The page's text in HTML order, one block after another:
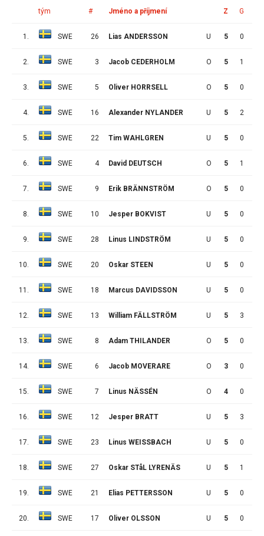
tým # Jméno a příjmení Z G
1. SWE 26 Lias ANDERSSON U 5 0
2. SWE 3 Jacob CEDERHOLM O 5 1
3. SWE 5 Oliver HORRSELL O 5 0
4. SWE 16 Alexander NYLANDER U 5 2
5. SWE 22 Tim WAHLGREN U 5 0
6. SWE 4 David DEUTSCH O 5 1
7. SWE 9 Erik BRÄNNSTRÖM O 5 0
8. SWE 10 Jesper BOKVIST U 5 0
9. SWE 28 Linus LINDSTRÖM U 5 0
10. SWE 20 Oskar STEEN U 5 0
11. SWE 18 Marcus DAVIDSSON U 5 0
12. SWE 13 William FÄLLSTRÖM U 5 3
13. SWE 8 Adam THILANDER O 5 0
14. SWE 6 Jacob MOVERARE O 3 0
15. SWE 7 Linus NÄSSÉN O 4 0
16. SWE 12 Jesper BRATT U 5 3
17. SWE 23 Linus WEISSBACH U 5 0
18. SWE 27 Oskar STåL LYRENÄS U 5 1
19. SWE 21 Elias PETTERSSON U 5 0
20. SWE 17 Oliver OLSSON U 5 0